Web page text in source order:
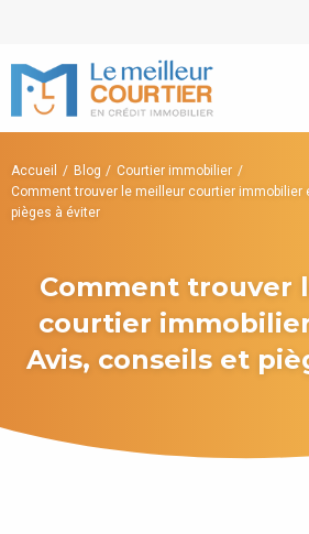
Accueil Blog
Courtier immobilier
Comment trouver le meilleur courtier immobilier
pièges à éviter
Comment trouver
courtier
Avis, conseils et